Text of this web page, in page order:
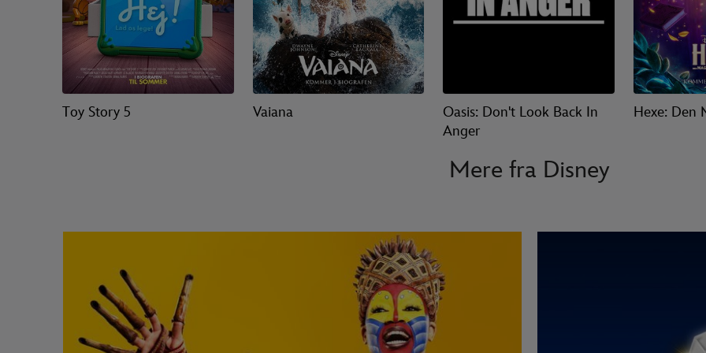
Toy Story 5 Vaiana
Oasis: Don't Look Back In
Anger
Hexe: Den
Mere fra Disney